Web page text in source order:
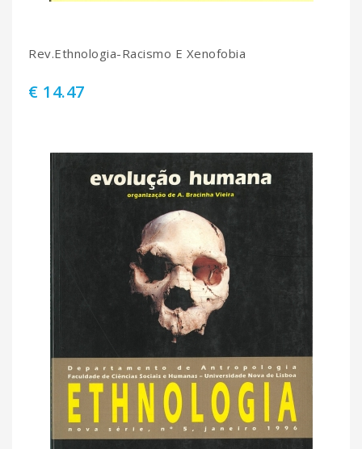
Rev.Ethnologia-Racismo E Xenofobia
€ 14.47